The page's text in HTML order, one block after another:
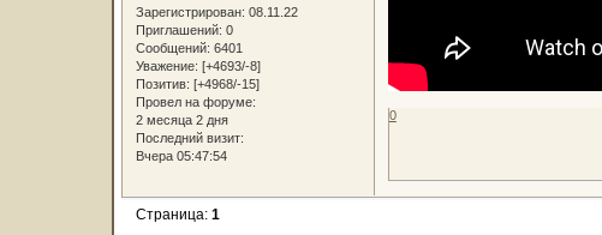
Зарегистрирован: 08.11.22
Приглашений: 0
Сообщений: 6401
Уважение: [+4693/-8]
Позитив: [+4968/-15]
Провел на форуме:
2 месяца 2 дня
Последний визит:
Вчера 05:47:54
0
Страница: 1